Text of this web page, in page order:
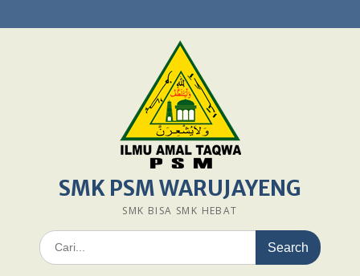
to
SMK PSM WARUJAYENG
SMK BISA SMK HEBAT
Search
for: